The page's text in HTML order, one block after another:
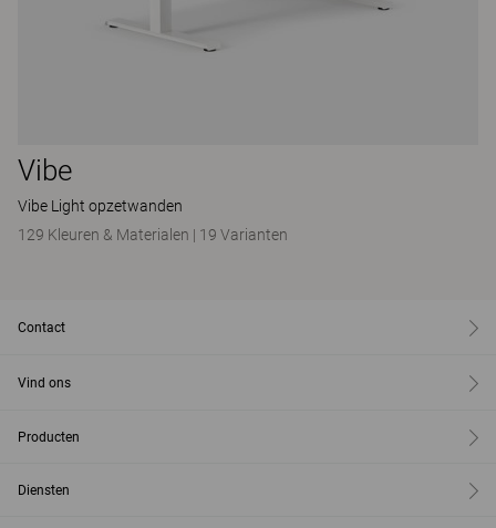
Vibe
Vibe Light opzetwanden
129 Kleuren & Materialen | 19 Varianten
Contact
Vind ons
Producten
Diensten